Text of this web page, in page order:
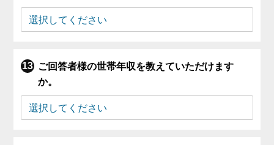
ご回答者様の世帯年収を教えていただけます
か。